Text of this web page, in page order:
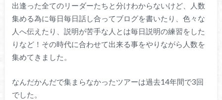
出逢った全てのリーダーたちと分けわからないけど、人数
集める為に毎日毎日話し合ってブログを書いたり、色々な
人へ伝えたり、説明が苦手な人とは毎日説明の練習をした
りなど！その時代に合わせて出来る事をやりながら人数を
集めてきました。
なんだかんだで集まらなかったツアーは過去14年間で3回
でした。